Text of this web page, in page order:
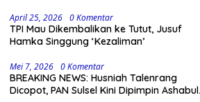
pada Pilkada 2029
April 25, 2026 0 Komentar
TPI Mau Dikembalikan ke Tutut, Jusuf
Hamka Singgung ‘Kezaliman’
Mei 7, 2026 0 Komentar
BREAKING NEWS: Husniah Talenrang
Dicopot, PAN Sulsel Kini Dipimpin Ashabul